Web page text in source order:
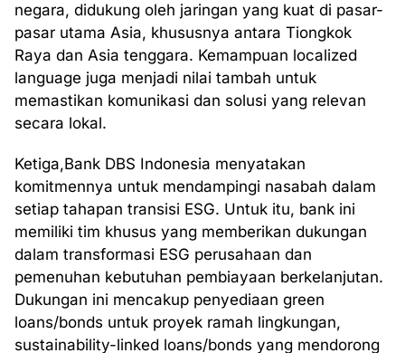
negara, didukung oleh jaringan yang kuat di pasar-
pasar utama Asia, khususnya antara Tiongkok
Raya dan Asia tenggara. Kemampuan localized
language juga menjadi nilai tambah untuk
memastikan komunikasi dan solusi yang relevan
secara lokal.
Ketiga,Bank DBS Indonesia menyatakan
komitmennya untuk mendampingi nasabah dalam
setiap tahapan transisi ESG. Untuk itu, bank ini
memiliki tim khusus yang memberikan dukungan
dalam transformasi ESG perusahaan dan
pemenuhan kebutuhan pembiayaan berkelanjutan.
Dukungan ini mencakup penyediaan green
loans/bonds untuk proyek ramah lingkungan,
sustainability-linked loans/bonds yang mendorong